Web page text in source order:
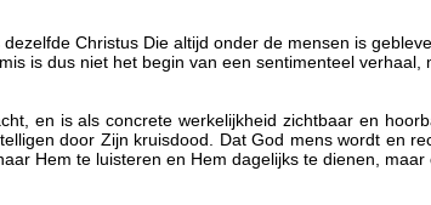
Christus Die altijd onder de mensen is
is dus niet het begin van een sentimenteel
en is als concrete werkelijkheid zichtbaar en
door Zijn kruisdood. Dat God mens wordt en
Hem te luisteren en Hem dagelijks te dienen,